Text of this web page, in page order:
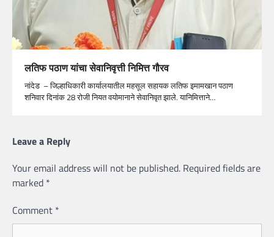
लतिफ पठाण यांचा सेवानिवृत्ती निमित्त गौरव
नांदेड – जिल्हाधिकारी कार्यालयातील महसूल सहायक लतिफ इमामखान पठाण
शनिवार दिनांक 28 रोजी नियत वयोमानाने सेवानिवृत झाले. यानिमित्ताने…
Leave a Reply
Your email address will not be published. Required fields are
marked *
Comment *